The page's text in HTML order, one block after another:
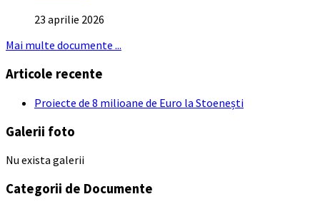
23 aprilie 2026
Mai multe documente ...
Articole recente
Proiecte de 8 milioane de Euro la Stoenești
Galerii foto
Nu exista galerii
Categorii de Documente